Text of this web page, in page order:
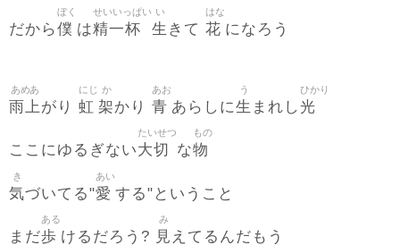
だから僕
ぼく
は精一杯
せいいっぱい
生
い
きて 花
はな
になろう
雨上
あめあ
がり 虹
にじ
架
か
かり 青
あお
あらしに生
う
まれし光
ひかり
ここにゆるぎない大切
たいせつ
な物
もの
気
き
づいてる"愛
あい
する"ということ
まだ歩
ある
けるだろう? 見
み
えてるんだもう